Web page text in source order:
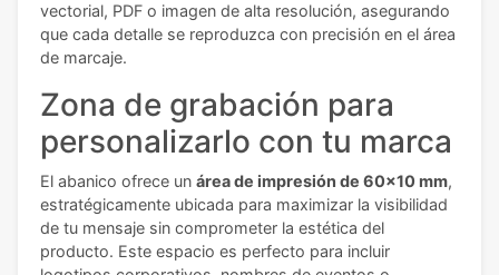
vectorial, PDF o imagen de alta resolución, asegurando
que cada detalle se reproduzca con precisión en el área
de marcaje.
Zona de grabación para
personalizarlo con tu marca
El abanico ofrece un área de impresión de 60x10 mm,
estratégicamente ubicada para maximizar la visibilidad
de tu mensaje sin comprometer la estética del
producto. Este espacio es perfecto para incluir